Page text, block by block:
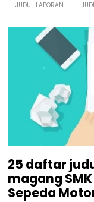
JUDUL LAPORAN
25 daftar
magang
Sepeda